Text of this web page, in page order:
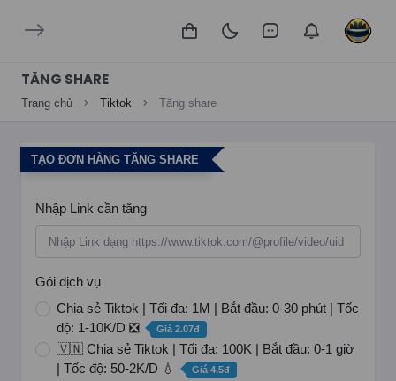
TĂNG SHARE
Trang chủ Tiktok Tăng share
TẠO ĐƠN HÀNG TĂNG SHARE
Nhập Link cần tăng
Gói dịch vụ
Chia sẻ Tiktok | Tối đa: 1M | Bắt đầu: 0-30 phút | Tốc
độ: 1-10K/D ❎
Giá 2.07đ
🇻🇳 Chia sẻ Tiktok | Tối đa: 100K | Bắt đầu: 0-1 giờ
| Tốc độ: 50-2K/D 💧
Giá 4.5đ